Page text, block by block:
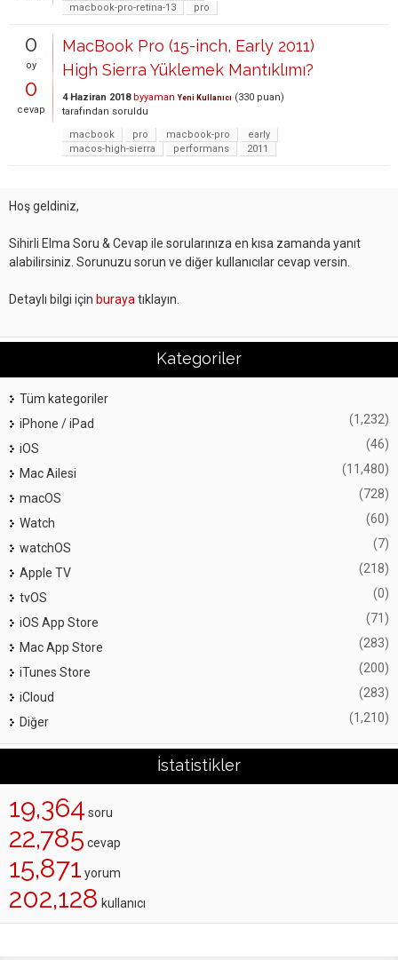
macbook-pro-retina-13
pro
0
oy
0
cevap
MacBook Pro (15-inch, Early 2011)
High Sierra Yüklemek Mantıklımı?
4 Haziran 2018 byyaman Yeni Kullanıcı (330 puan)
tarafından soruldu
macbook
pro macbook-pro
early
macos-high-sierra
performans 2011
Hoş geldiniz,
Sihirli Elma Soru & Cevap ile sorularınıza en kısa zamanda yanıt
alabilirsiniz. Sorunuzu sorun ve diğer kullanıcılar cevap versin.
Detaylı bilgi için buraya tıklayın.
Kategoriler
Tüm kategoriler
iPhone / iPad
(1,232)
iOS (46)
Mac Ailesi (11,480)
macOS (728)
Watch (60)
watchOS (7)
Apple TV (218)
tvOS (0)
iOS App Store (71)
Mac App Store (283)
iTunes Store (200)
iCloud (283)
Diğer (1,210)
İstatistikler
19,364 soru
22,785 cevap
15,871 yorum
202,128 kullanıcı